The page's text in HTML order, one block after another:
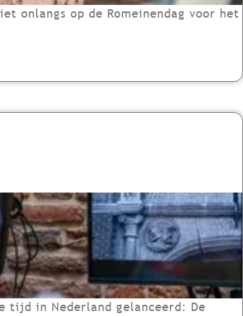
onlangs op de Romeinendag voor het
tijd in Nederland gelanceerd: De